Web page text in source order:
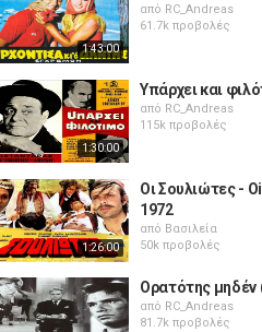
1:43:00
από RC_Andreas
61.7k προβολές
1:30:00
Υπάρχει και
από RC_Andreas
115k προβολές
1:26:00
Οι Σουλιώτες -
1972
από Βασιλεία
50k προβολές
Ορατότης μηδέν
από RC_Andreas
81.7k προβολές